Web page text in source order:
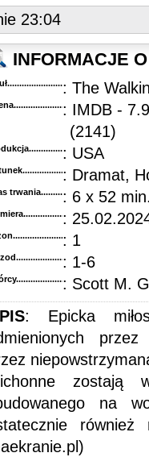
23:04
INFORMACJE
: The
: IMDB -
(2141)
: USA
: Dramat,
trwania......................................
: 6 x 52
:
: 1
: 1-6
: Scott M.
: Epicka
zostają
na